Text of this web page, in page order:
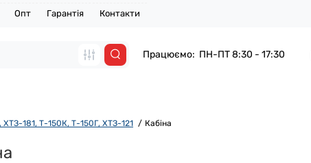
Опт Гарантія Контакти
Працюємо: ПН-ПТ 8:30 - 17:30
ХТЗ-181, Т-150К, Т-150Г, ХТЗ-121 Кабіна